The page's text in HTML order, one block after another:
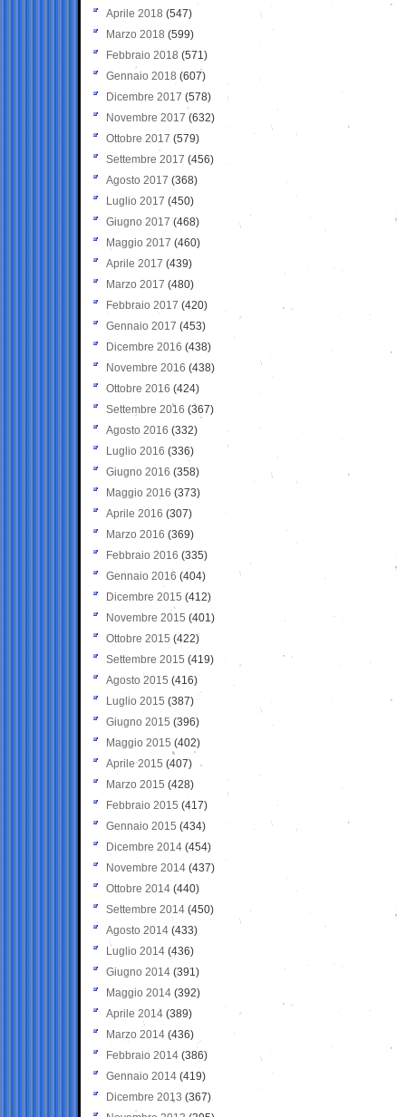
Aprile 2018 (547)
Marzo 2018 (599)
Febbraio 2018 (571)
Gennaio 2018 (607)
Dicembre 2017 (578)
Novembre 2017 (632)
Ottobre 2017 (579)
Settembre 2017 (456)
Agosto 2017 (368)
Luglio 2017 (450)
Giugno 2017 (468)
Maggio 2017 (460)
Aprile 2017 (439)
Marzo 2017 (480)
Febbraio 2017 (420)
Gennaio 2017 (453)
Dicembre 2016 (438)
Novembre 2016 (438)
Ottobre 2016 (424)
Settembre 2016 (367)
Agosto 2016 (332)
Luglio 2016 (336)
Giugno 2016 (358)
Maggio 2016 (373)
Aprile 2016 (307)
Marzo 2016 (369)
Febbraio 2016 (335)
Gennaio 2016 (404)
Dicembre 2015 (412)
Novembre 2015 (401)
Ottobre 2015 (422)
Settembre 2015 (419)
Agosto 2015 (416)
Luglio 2015 (387)
Giugno 2015 (396)
Maggio 2015 (402)
Aprile 2015 (407)
Marzo 2015 (428)
Febbraio 2015 (417)
Gennaio 2015 (434)
Dicembre 2014 (454)
Novembre 2014 (437)
Ottobre 2014 (440)
Settembre 2014 (450)
Agosto 2014 (433)
Luglio 2014 (436)
Giugno 2014 (391)
Maggio 2014 (392)
Aprile 2014 (389)
Marzo 2014 (436)
Febbraio 2014 (386)
Gennaio 2014 (419)
Dicembre 2013 (367)